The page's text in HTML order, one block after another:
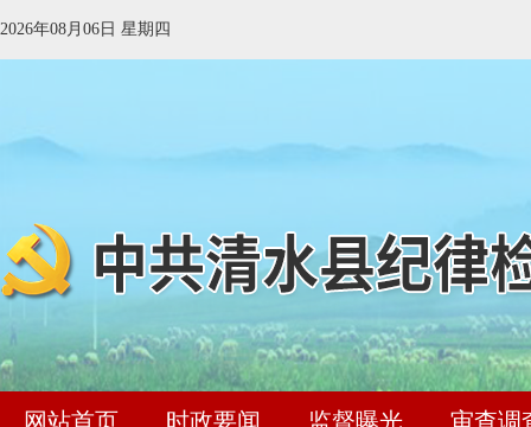
2026年08月06日 星期四
网站首页 时政要闻 监督曝光 审查调